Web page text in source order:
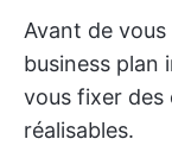
Avant de
business plan
vous fixer
réalisables.